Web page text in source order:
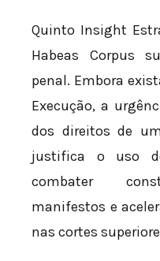
Quinto Insight
Habeas Corpus
penal. Embora
Execução, a
dos direitos de
justifica o uso
combater
manifestos e
nas cortes